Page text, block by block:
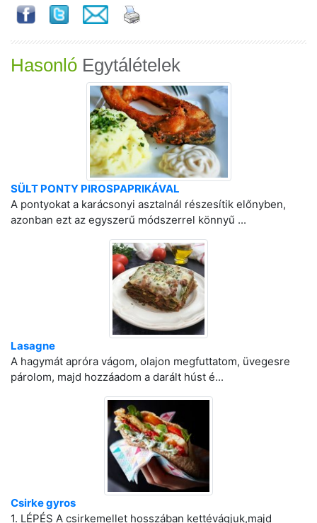
Hasonló Egytálételek
SÜLT PONTY PIROSPAPRIKÁVAL
A pontyokat a karácsonyi asztalnál részesítik előnyben,
azonban ezt az egyszerű módszerrel könnyű ...
Lasagne
A hagymát apróra vágom, olajon megfuttatom, üvegesre
párolom, majd hozzáadom a darált húst é...
Csirke gyros
1. LÉPÉS A csirkemellet hosszában kettévágjuk,majd